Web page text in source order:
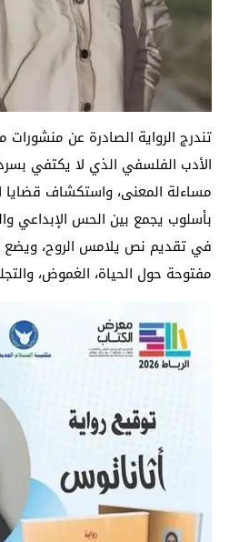
تندرج الرواية الصادرة عن
الأدب الفلسفي الذي لا يكتفي
مساءلة المعنى، واستكشاف قضايا
بأسلوب يجمع بين الحس الإبداعي
في تقديم نص يلامس الروح، ويضع
مفتوحة حول الحياة، الغموض،